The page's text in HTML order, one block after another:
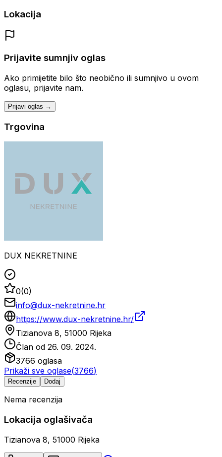
Lokacija
Prijavite sumnjiv oglas
Ako primijetite bilo što neobično ili sumnjivo u ovom
oglasu, prijavite nam.
Prijavi oglas →
Trgovina
DUX NEKRETNINE
0(0)
info@dux-nekretnine.hr
https://www.dux-nekretnine.hr/
Tizianova 8, 51000 Rijeka
Član od 26. 09. 2024.
3766 oglasa
Prikaži sve oglase(3766)
Recenzije Dodaj
Nema recenzija
Lokacija oglašivača
Tizianova 8, 51000 Rijeka